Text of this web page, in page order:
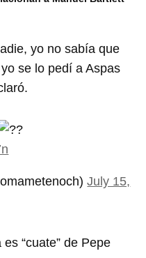
yo no sabía que
se lo pedí a Aspas
July 15,
“cuate” de Pepe